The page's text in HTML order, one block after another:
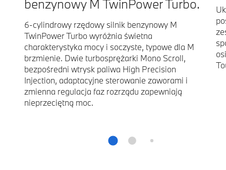
benzynowy M TwinPower Turbo.
6-cylindrowy rzędowy silnik benzynowy M
TwinPower Turbo wyróżnia świetna
charakterystyka mocy i soczyste, typowe dla M
brzmienie. Dwie turbosprężarki Mono Scroll,
bezpośredni wtrysk paliwa High Precision
Injection, adaptacyjne sterowanie zaworami i
zmienna regulacja faz rozrządu zapewniają
nieprzeciętną moc.